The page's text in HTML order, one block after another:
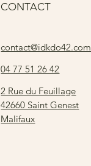
CONTACT
contact@idkdo42.com
04 77 51 26 42
2 Rue du Feuillage
42660 Saint Genest
Malifaux